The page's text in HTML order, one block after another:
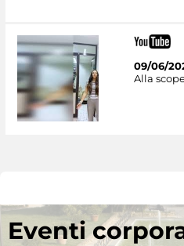
09/06/
Alla
Eventi